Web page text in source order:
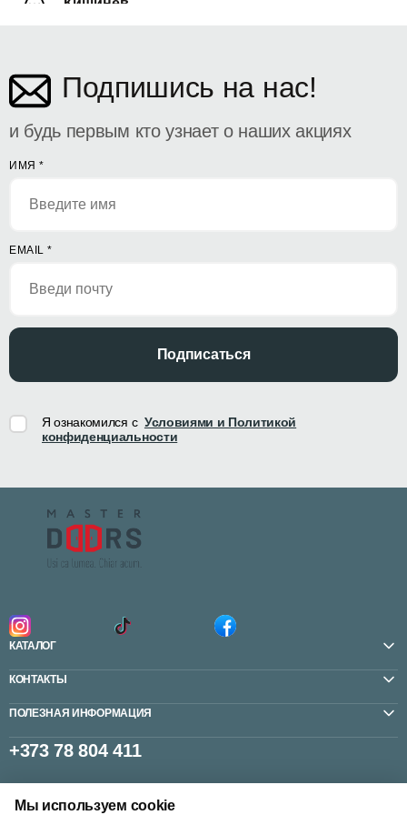
Кишинёв
Подпишись на нас!
и будь первым кто узнает о наших акциях
ИМЯ *
EMAIL *
Подписаться
Я ознакомился с Условиями и Политикой
конфиденциальности
КАТАЛОГ
КОНТАКТЫ
ПОЛЕЗНАЯ ИНФОРМАЦИЯ
+373 78 804 411
Мы используем cookie